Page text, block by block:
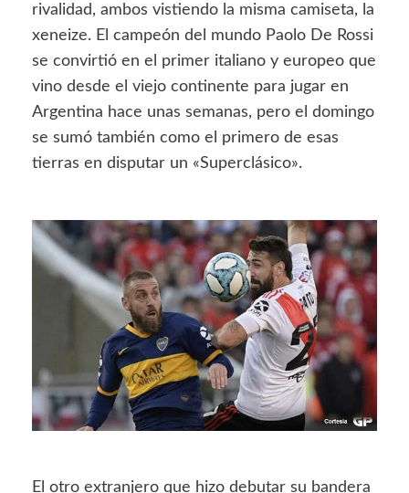
rivalidad, ambos vistiendo la misma camiseta, la
xeneize. El campeón del mundo Paolo De Rossi
se convirtió en el primer italiano y europeo que
vino desde el viejo continente para jugar en
Argentina hace unas semanas, pero el domingo
se sumó también como el primero de esas
tierras en disputar un «Superclásico».
El otro extranjero que hizo debutar su bandera